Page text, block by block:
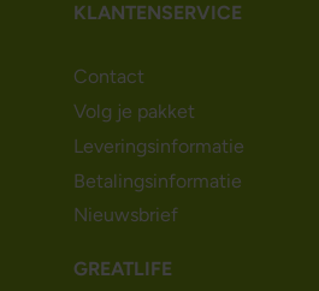
KLANTENSERVICE
Contact
Volg je pakket
Leveringsinformatie
Betalingsinformatie
Nieuwsbrief
GREATLIFE